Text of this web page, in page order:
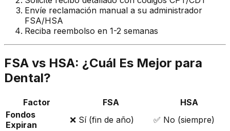
Envíe reclamación manual a su administrador
FSA/HSA
Reciba reembolso en 1-2 semanas
FSA vs HSA: ¿Cuál Es Mejor para
Dental?
Factor FSA
HSA
Fondos
Expiran
❌ Sí (fin de año) ✅ No (siempre)